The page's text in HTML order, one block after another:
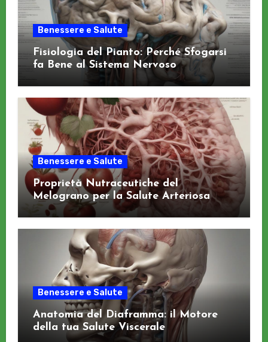
Benessere e Salute
Fisiologia del Pianto: Perché Sfogarsi
fa Bene al Sistema Nervoso
Benessere e Salute
Proprietà Nutraceutiche del
Melograno per la Salute Arteriosa
Benessere e Salute
Anatomia del Diaframma: il Motore
della tua Salute Viscerale